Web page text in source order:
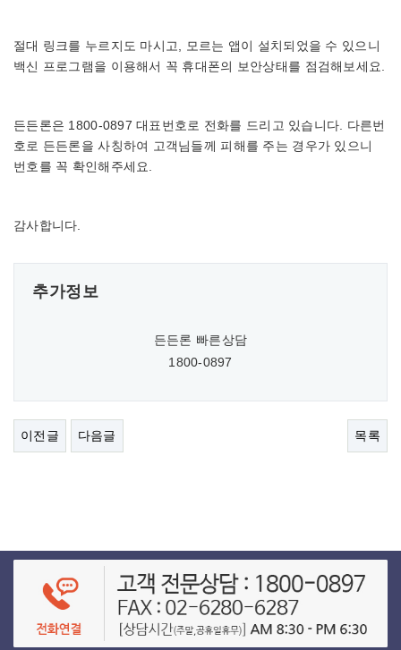
절대 링크를 누르지도 마시고, 모르는 앱이 설치되었을 수 있으니
백신 프로그램을 이용해서 꼭 휴대폰의 보안상태를 점검해보세요.
든든론은 1800-0897 대표번호로 전화를 드리고 있습니다. 다른번
호로 든든론을 사칭하여 고객님들께 피해를 주는 경우가 있으니
번호를 꼭 확인해주세요.
감사합니다.
추가정보
든든론 빠른상담
1800-0897
이전글 다음글 목록